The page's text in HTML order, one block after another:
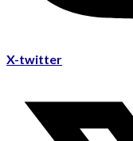
X-twitter